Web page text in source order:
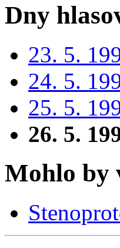
Dny
23. 5.
24. 5.
25. 5.
26. 5.
Mohlo by